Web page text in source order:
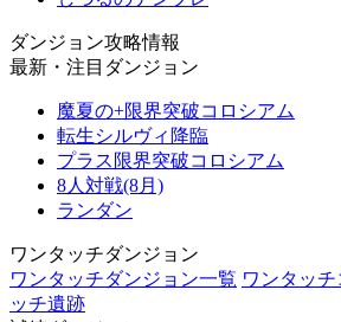
ダンジョン攻略情報
最新・注目ダンジョン
魔夏の+限界突破コロシアム
転生シルヴィ降臨
プラス限界突破コロシアム
8人対戦(8月)
ランダン
ワンタッチダンジョン
ワンタッチダンジョン一覧 ワンタッ
ッチ遺跡